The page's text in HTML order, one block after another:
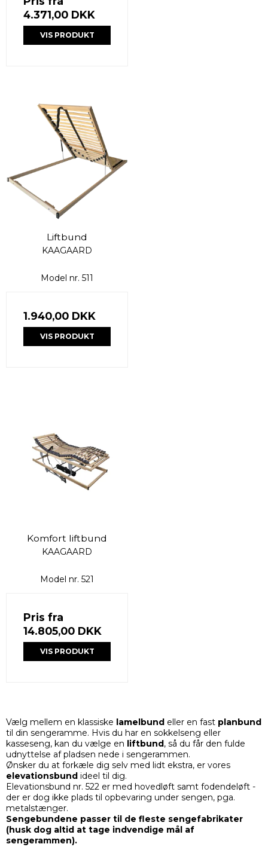
4.371,00 DKK
VIS PRODUKT
Liftbund
KAAGAARD
Model nr. 511
1.940,00 DKK
VIS PRODUKT
Komfort liftbund
KAAGAARD
Model nr. 521
Pris fra
14.805,00 DKK
VIS PRODUKT
Vælg mellem en klassiske lamelbund eller en fast planbund
til din sengeramme. Hvis du har en sokkelseng eller
kasseseng, kan du vælge en liftbund, så du får den fulde
udnyttelse af pladsen nede i sengerammen.
Ønsker du at forkæle dig selv med lidt ekstra, er vores
elevationsbund ideel til dig.
Elevationsbund nr. 522 er med hovedløft samt fodendeløft -
der er dog ikke plads til opbevaring under sengen, pga.
metalstænger.
Sengebundene passer til de fleste sengefabrikater
(husk dog altid at tage indvendige mål af
sengerammen).